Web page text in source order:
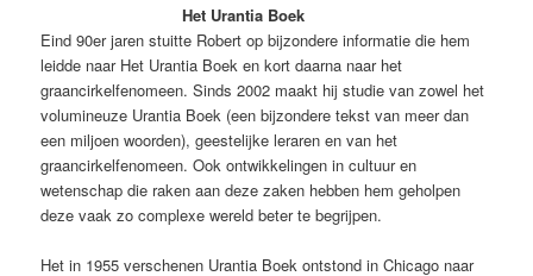
Het Urantia Boek
Eind 90er jaren stuitte Robert op bijzondere informatie die hem
leidde naar Het Urantia Boek en kort daarna naar het
graancirkelfenomeen. Sinds 2002 maakt hij studie van zowel het
volumineuze Urantia Boek (een bijzondere tekst van meer dan
een miljoen woorden), geestelijke leraren en van het
graancirkelfenomeen. Ook ontwikkelingen in cultuur en
wetenschap die raken aan deze zaken hebben hem geholpen
deze vaak zo complexe wereld beter te begrijpen.
Het in 1955 verschenen Urantia Boek ontstond in Chicago naar